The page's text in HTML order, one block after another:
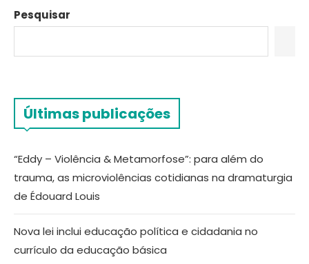
Pesquisar
Últimas publicações
“Eddy – Violência & Metamorfose”: para além do
trauma, as microviolências cotidianas na dramaturgia
de Édouard Louis
Nova lei inclui educação política e cidadania no
currículo da educação básica